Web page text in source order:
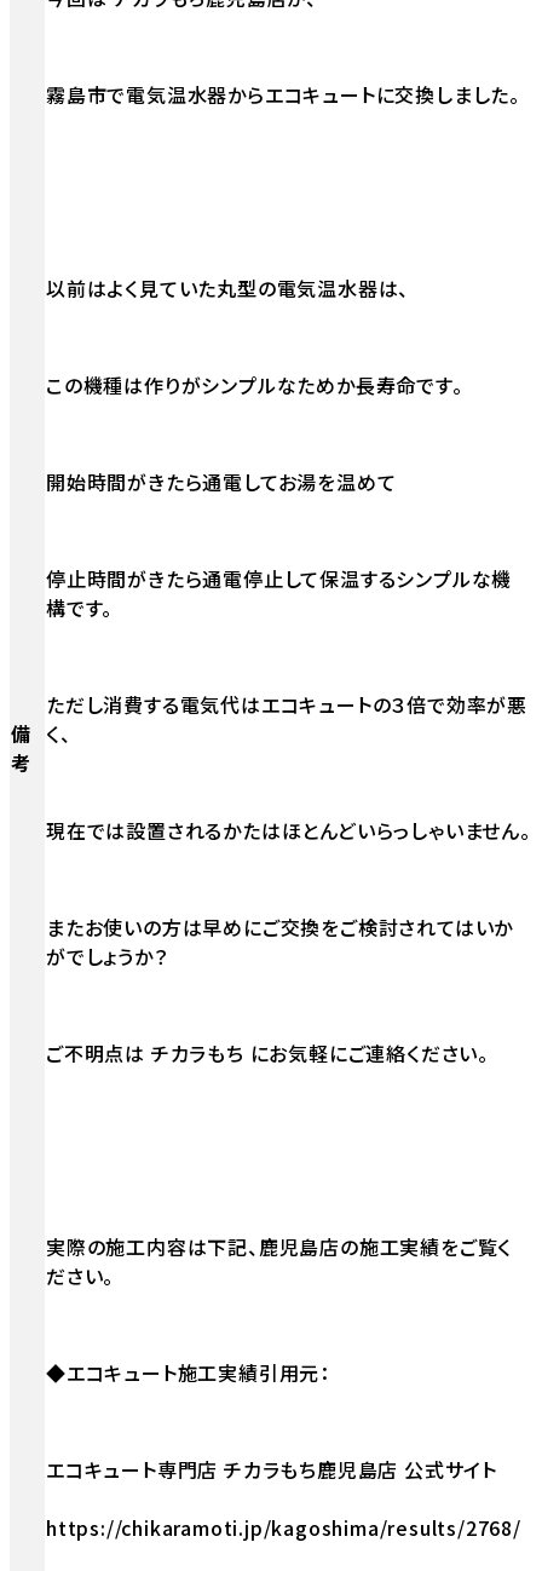
備
考
霧島市で電気温水器からエコキュートに交換しました。
以前はよく見ていた丸型の電気温水器は、
この機種は作りがシンプルなためか長寿命です。
開始時間がきたら通電してお湯を温めて
停止時間がきたら通電停止して保温するシンプルな機
構です。
ただし消費する電気代はエコキュートの３倍で効率が悪
く、
現在では設置されるかたはほとんどいらっしゃいません。
またお使いの方は早めにご交換をご検討されてはいか
がでしょうか？
ご不明点は チカラもち にお気軽にご連絡ください。
実際の施工内容は下記、鹿児島店の施工実績をご覧く
ださい。
◆エコキュート施工実績引用元：
エコキュート専門店 チカラもち鹿児島店 公式サイト
https://chikaramoti.jp/kagoshima/results/2768/